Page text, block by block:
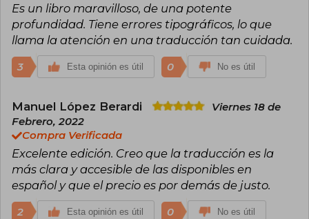
Es un libro maravilloso, de una potente
profundidad. Tiene errores tipográficos, lo que
llama la atención en una traducción tan cuidada.
3 Esta opinión es útil 0 No es útil
Manuel López Berardi
Viernes 18 de
Febrero, 2022
Compra Verificada
Excelente edición. Creo que la traducción es la
más clara y accesible de las disponibles en
español y que el precio es por demás de justo.
2 Esta opinión es útil 0 No es útil